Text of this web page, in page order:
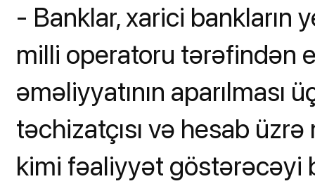
- Banklar, xarici bankların
milli operatoru tərəfindən
əməliyyatının aparılması
təchizatçısı və hesab
kimi fəaliyyət göstərəcəyi